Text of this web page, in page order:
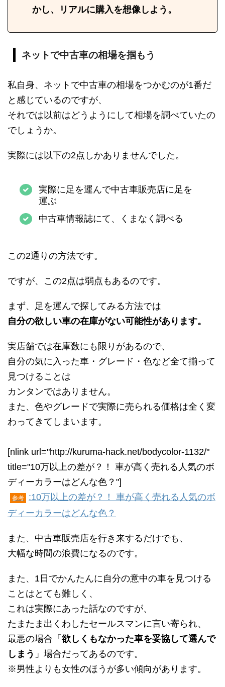
かし、リアルに購入を想像しよう。
ネットで中古車の相場を掴もう
私自身、ネットで中古車の相場をつかむのが1番だ
と感じているのですが、
それでは以前はどうようにして相場を調べていたの
でしょうか。
実際には以下の2点しかありませんでした。
実際に足を運んで中古車販売店に足を
運ぶ
中古車情報誌にて、くまなく調べる
この2通りの方法です。
ですが、この2点は弱点もあるのです。
まず、足を運んで探してみる方法では
自分の欲しい車の在庫がない可能性があります。
実店舗では在庫数にも限りがあるので、
自分の気に入った車・グレード・色など全て揃って
見つけることは
カンタンではありません。
また、色やグレードで実際に売られる価格は全く変
わってきてしまいます。
[nlink url="http://kuruma-hack.net/bodycolor-1132/"
title="10万以上の差が？！ 車が高く売れる人気のボ
ディーカラーはどんな色？"]
参考
:10万以上の差が？！ 車が高く売れる人気のボ
ディーカラーはどんな色？
また、中古車販売店を行き来するだけでも、
大幅な時間の浪費になるのです。
また、1日でかんたんに自分の意中の車を見つける
ことはとても難しく、
これは実際にあった話なのですが、
たまたま出くわしたセールスマンに言い寄られ、
最悪の場合「 欲しくもなかった車を妥協して選んで
しまう 」場合だってあるのです。
※男性よりも女性のほうが多い傾向があります。